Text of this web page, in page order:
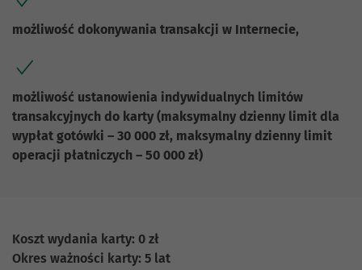
możliwość dokonywania transakcji w Internecie,
możliwość ustanowienia indywidualnych limitów
transakcyjnych do karty (maksymalny dzienny limit dla
wypłat gotówki – 30 000 zł, maksymalny dzienny limit
operacji płatniczych – 50 000 zł)
Koszt wydania karty: 0 zł
Okres ważności karty: 5 lat